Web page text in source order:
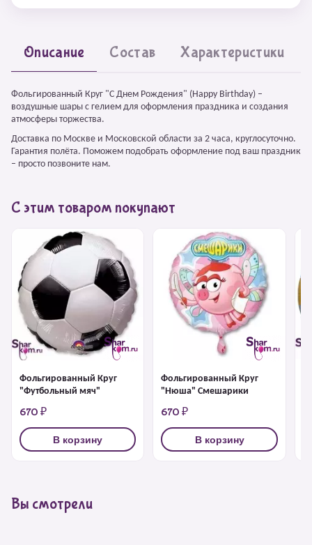
Описание Состав Характеристики
Фольгированный Круг "С Днем Рождения" (Happy Birthday) –
воздушные шары с гелием для оформления праздника и создания
атмосферы торжества.
Доставка по Москве и Московской области за 2 часа, круглосуточно.
Гарантия полёта. Поможем подобрать оформление под ваш праздник
– просто позвоните нам.
С этим товаром покупают
Фольгированный Круг
"Футбольный мяч"
670 ₽
В корзину
Фольгированный Круг
"Нюша" Смешарики
670 ₽
В корзину
Вы смотрели